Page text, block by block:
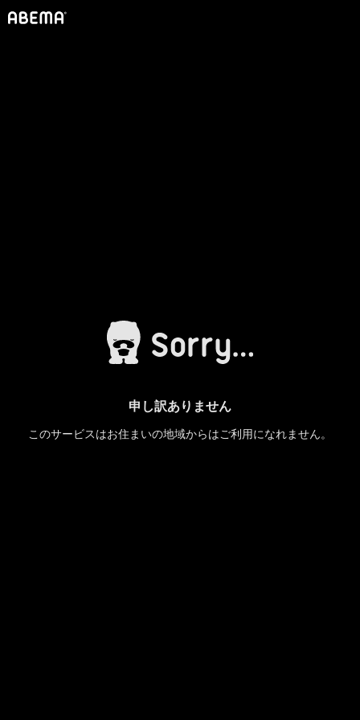
申し訳ありません
このサービスはお住まいの地域からはご利用になれません。